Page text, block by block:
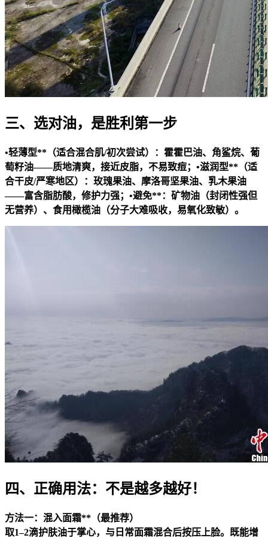
三、选对油，是胜利第一步
•轻薄型**（适合混合肌/初次尝试）：霍霍巴油、角鲨烷、葡
萄籽油——质地清爽，接近皮脂，不易致痘；•滋润型**（适
合干皮/严寒地区）：玫瑰果油、摩洛哥坚果油、乳木果油
——富含脂肪酸，修护力强；•避免**：矿物油（封闭性强但
无营养）、食用橄榄油（分子大难吸收，易氧化致敏）。
四、正确用法：不是越多越好！
方法一：混入面霜**（最推荐）
取1–2滴护肤油于掌心，与日常面霜混合后按压上脸。既能增